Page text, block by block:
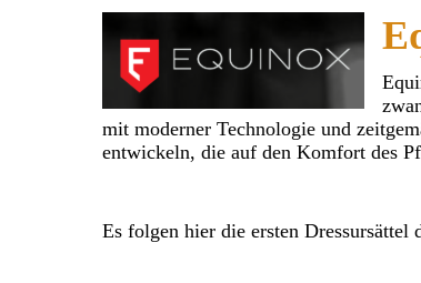
mit moderner Technologie und
entwickeln, die auf den Komfort des
Es folgen hier die ersten